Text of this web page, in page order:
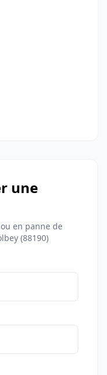
une
en panne de
(88190)